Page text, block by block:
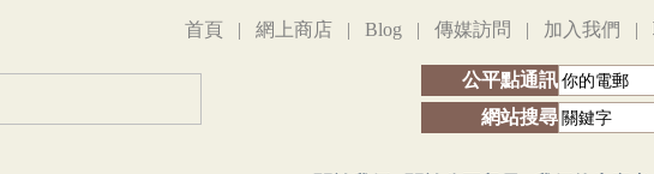
首頁 | 網上商店 | Blog | 傳媒訪問 | 加入我們 |
公平點通訊
網站搜尋